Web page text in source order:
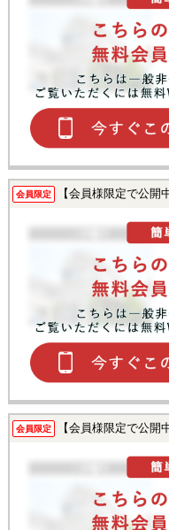
会員限定 【会員様限定で公開
会員限定 【会員様限定で公開